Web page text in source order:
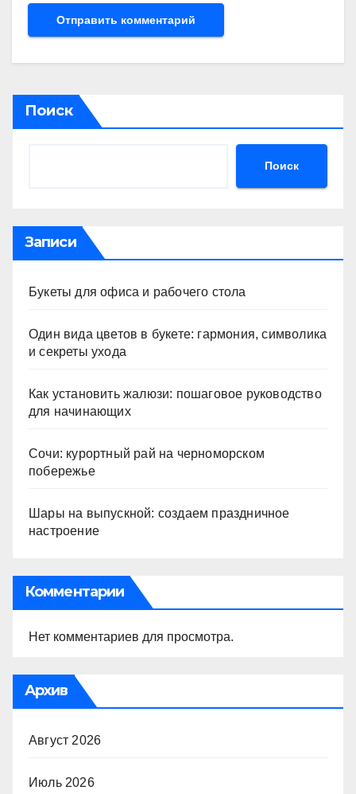
Поиск
Поиск
Записи
Букеты для офиса и рабочего стола
Один вида цветов в букете: гармония, символика
и секреты ухода
Как установить жалюзи: пошаговое руководство
для начинающих
Сочи: курортный рай на черноморском
побережье
Шары на выпускной: создаем праздничное
настроение
Комментарии
Нет комментариев для просмотра.
Архив
Август 2026
Июль 2026